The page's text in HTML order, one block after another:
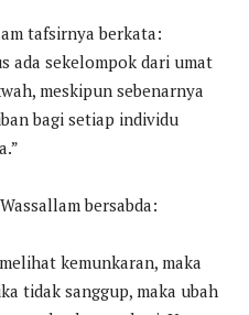
tafsirnya berkata:
ada sekelompok dari umat
meskipun sebenarnya
bagi setiap individu
bersabda:
kemunkaran, maka
tidak sanggup, maka ubah